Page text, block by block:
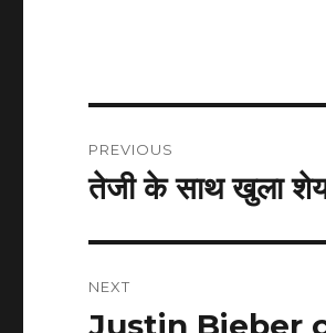
navigation
PREVIOUS
Previous
तेजी के साथ खुला
NEXT
Next
Justin Bieber